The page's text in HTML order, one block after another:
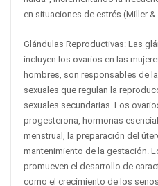
en situaciones de estrés (Miller &
Glándulas Reproductivas: Las
incluyen los ovarios en las
hombres, son responsables de
sexuales que regulan la
sexuales secundarias. Los
progesterona, hormonas
menstrual, la preparación del
mantenimiento de la gestación.
promueven el desarrollo de
como el crecimiento de los